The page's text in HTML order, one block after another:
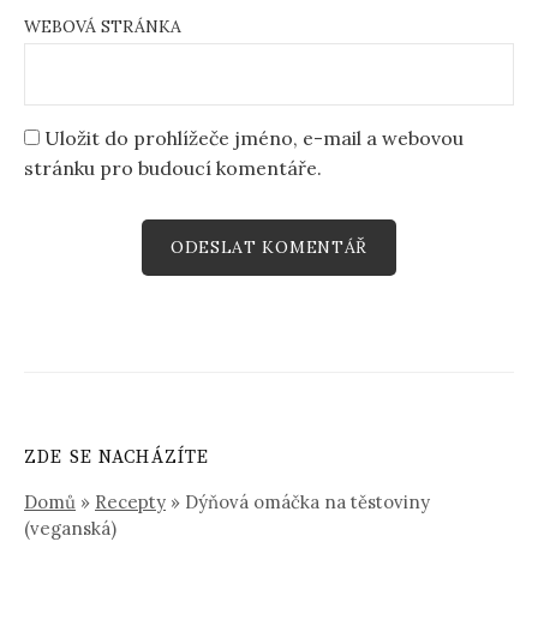
WEBOVÁ STRÁNKA
Uložit do prohlížeče jméno, e-mail a webovou
stránku pro budoucí komentáře.
ZDE SE NACHÁZÍTE
Domů » Recepty » Dýňová omáčka na těstoviny
(veganská)